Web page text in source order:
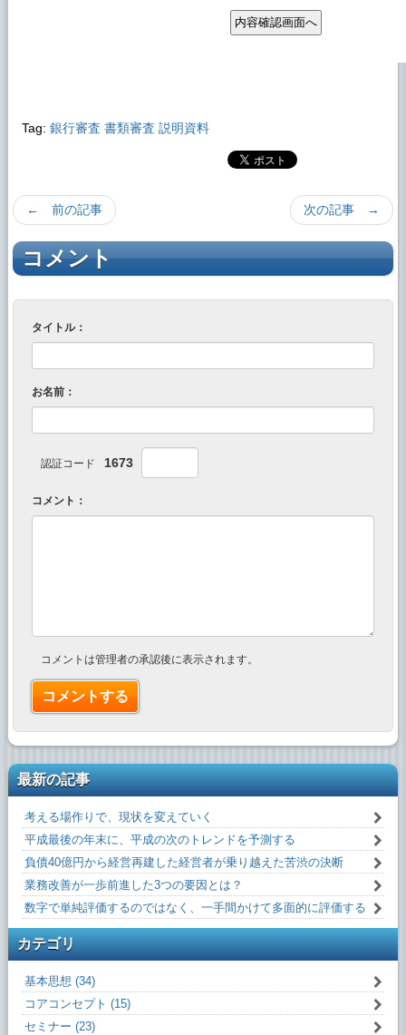
Tag: 銀行審査 書類審査 説明資料
次の記事 →
← 前の記事
コメント
タイトル：
お名前：
認証コード 1673
コメント：
コメントは管理者の承認後に表示されます。
最新の記事
考える場作りで、現状を変えていく
平成最後の年末に、平成の次のトレンドを予測する
負債40億円から経営再建した経営者が乗り越えた苦渋の決断
業務改善が一歩前進した3つの要因とは？
数字で単純評価するのではなく、一手間かけて多面的に評価する
カテゴリ
基本思想 (34)
コアコンセプト (15)
セミナー (23)